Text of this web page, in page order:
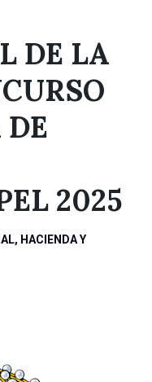
DE LA
2025
HACIENDA Y